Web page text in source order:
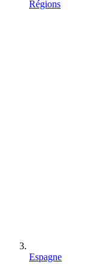
Régions
Espagne